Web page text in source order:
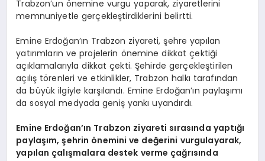
Trabzon’un önemine vurgu yaparak, ziyaretlerini
memnuniyetle gerçekleştirdiklerini belirtti.
Emine Erdoğan’ın Trabzon ziyareti, şehre yapılan
yatırımların ve projelerin önemine dikkat çektiği
açıklamalarıyla dikkat çekti. Şehirde gerçekleştirilen
açılış törenleri ve etkinlikler, Trabzon halkı tarafından
da büyük ilgiyle karşılandı. Emine Erdoğan’ın paylaşımı
da sosyal medyada geniş yankı uyandırdı.
Emine Erdoğan’ın Trabzon ziyareti sırasında yaptığı
paylaşım, şehrin önemini ve değerini vurgulayarak,
yapılan çalışmalara destek verme çağrısında